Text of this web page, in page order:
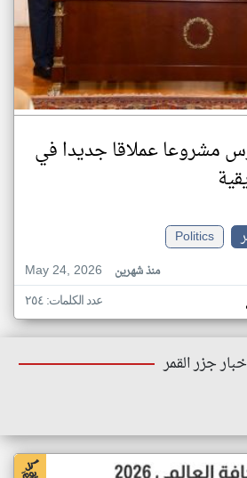
مشروعا عملاقا جديدا في
Politics
May 24, 2026
منذ شهرين
عدد الكلمات: ٢٥٤
جزر القمر